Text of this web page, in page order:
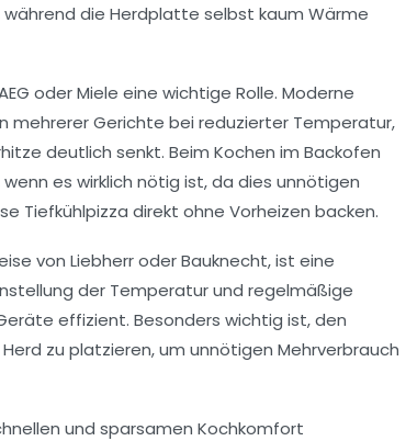
die Herdplatte selbst kaum Wärme
oder Miele eine wichtige Rolle. Moderne
Gerichte bei reduzierter Temperatur,
deutlich senkt. Beim Kochen im Backofen
es wirklich nötig ist, da dies unnötigen
Tiefkühlpizza direkt ohne Vorheizen backen.
von Liebherr oder Bauknecht, ist eine
der Temperatur und regelmäßige
effizient. Besonders wichtig ist, den
zu platzieren, um unnötigen Mehrverbrauch
und sparsamen Kochkomfort